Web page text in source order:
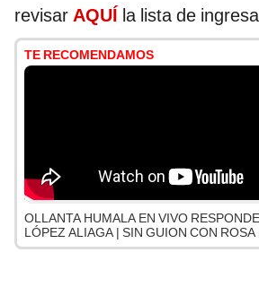
revisar AQUÍ la lista de
TE RECOMENDAMOS
OLLANTA HUMALA EN VIVO
LÓPEZ ALIAGA | SIN GUION CON